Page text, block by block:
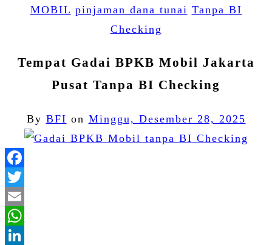
MOBIL pinjaman dana tunai Tanpa BI
Checking
Tempat Gadai BPKB Mobil Jakarta
Pusat Tanpa BI Checking
By BFI on Minggu, Desember 28, 2025